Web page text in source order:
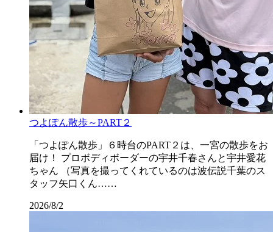
つよぽん散歩～PART２
「つよぽん散歩」６時台のPART２は、一宮の散歩をお
届け！ プロボディボーダーの宇井千春さんと宇井愛花
ちゃん （写真を撮ってくれているのは波伝説千葉のス
タッフ矢口くん……
2026/8/2